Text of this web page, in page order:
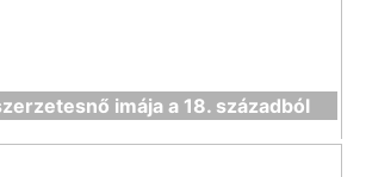
imája a 18. századból